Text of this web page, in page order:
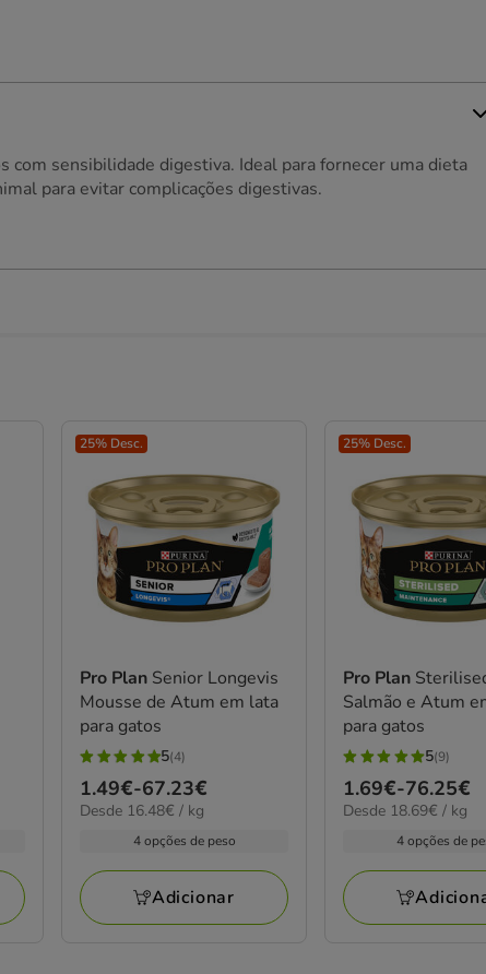
sensibilidade digestiva. Ideal para fornecer uma dieta
para evitar complicações digestivas.
25% Desc.
Pro Plan Senior Longevis
Mousse de Atum em lata
para gatos
5
estrelas
com
avaliações
5(4)
Preço
de
67.23€
1.49€-67.23€
16.48€
Desde 16.48€ / kg
4 opções de peso
Adicionar
25% Desc.
Pro Plan
Salmão e Atum
para gatos
5
estrelas
com
avaliações
5(9)
Preço
de
76.25€
1.69€-76.25€
18.69€
Desde 18.69€ / kg
4 opções de